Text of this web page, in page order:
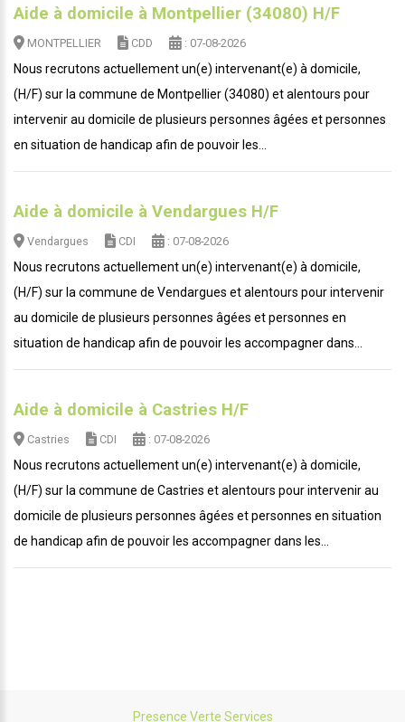
Aide à domicile à Montpellier (34080) H/F
MONTPELLIER CDD : 07-08-2026
Nous recrutons actuellement un(e) intervenant(e) à domicile,
(H/F) sur la commune de Montpellier (34080) et alentours pour
intervenir au domicile de plusieurs personnes âgées et personnes
en situation de handicap afin de pouvoir les...
Aide à domicile à Vendargues H/F
Vendargues CDI : 07-08-2026
Nous recrutons actuellement un(e) intervenant(e) à domicile,
(H/F) sur la commune de Vendargues et alentours pour intervenir
au domicile de plusieurs personnes âgées et personnes en
situation de handicap afin de pouvoir les accompagner dans...
Aide à domicile à Castries H/F
Castries CDI : 07-08-2026
Nous recrutons actuellement un(e) intervenant(e) à domicile,
(H/F) sur la commune de Castries et alentours pour intervenir au
domicile de plusieurs personnes âgées et personnes en situation
de handicap afin de pouvoir les accompagner dans les...
Presence Verte Services